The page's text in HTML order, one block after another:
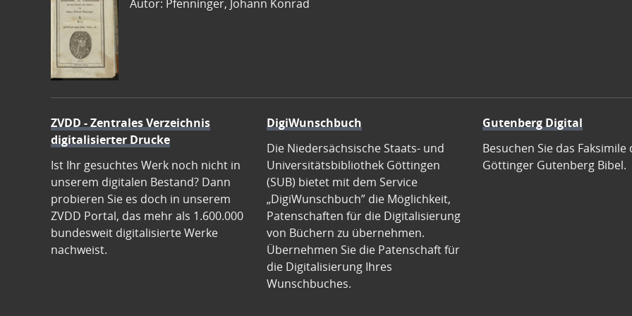
Autor: Pfenninger, Johann Konrad
ZVDD - Zentrales Verzeichnis
digitalisierter Drucke
Ist Ihr gesuchtes Werk noch nicht in
unserem digitalen Bestand? Dann
probieren Sie es doch in unserem
ZVDD Portal, das mehr als 1.600.000
bundesweit digitalisierte Werke
nachweist.
DigiWunschbuch
Die Niedersächsische Staats- und
Universitätsbibliothek Göttingen
(SUB) bietet mit dem Service
„DigiWunschbuch” die Möglichkeit,
Patenschaften für die Digitalisierung
von Büchern zu übernehmen.
Übernehmen Sie die Patenschaft für
die Digitalisierung Ihres
Wunschbuches.
Gutenberg Digital
Besuchen Sie das Faksimile
Göttinger Gutenberg Bibel.